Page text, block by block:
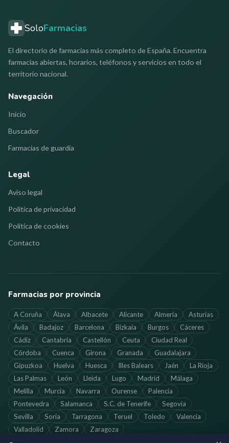
SoloFarmacias
El directorio de farmacias más completo de España. Encuentra
farmacias abiertas, horarios, teléfonos y servicios en todo el
territorio nacional.
Navegación
Inicio
Buscador
Farmacias de guardia
Legal
Aviso legal
Política de privacidad
Política de cookies
Contacto
Farmacias por provincia
A Coruña Álava Albacete Alicante Almería
Asturias
Ávila
Badajoz Barcelona Bizkaia Burgos
Cáceres
Cádiz
Cantabria Castellón Ceuta
Ciudad Real
Córdoba
Cuenca Girona Granada
Guadalajara
Gipuzkoa
Huelva Huesca Illes Balears Jaén
La Rioja
Las Palmas
León Lleida Lugo Madrid
Málaga
Melilla
Murcia Navarra Ourense
Palencia
Pontevedra
Salamanca S.C. de Tenerife
Segovia
Sevilla
Soria Tarragona Teruel Toledo
Valencia
Valladolid
Zamora Zaragoza